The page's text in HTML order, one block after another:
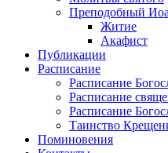
Преподобный
Житие
Акафист
Публикации
Расписание
Расписание
Расписание
Расписание
Таинство
Поминовения